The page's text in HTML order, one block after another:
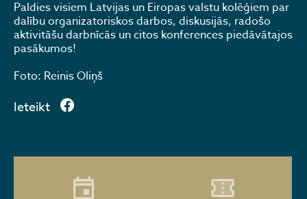
Paldies visiem Latvijas un Eiropas valstu kolēģiem par
dalību organizatoriskos darbos, diskusijās, radošo
aktivitāšu darbnīcās un citos konferences piedāvātajos
pasākumos!
Foto: Reinis Oliņš
Ieteikt